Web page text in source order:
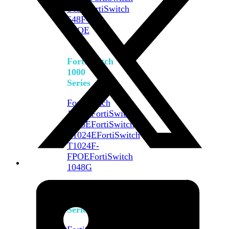
648F
FortiSwitch
648F-
FPOE
FortiSwitch
1000
Series
FortiSwitch
1024E FortiSwitch
1048EFortiSwitch
T1024EFortiSwitch
T1024F-
FPOEFortiSwitch
1048G
Series